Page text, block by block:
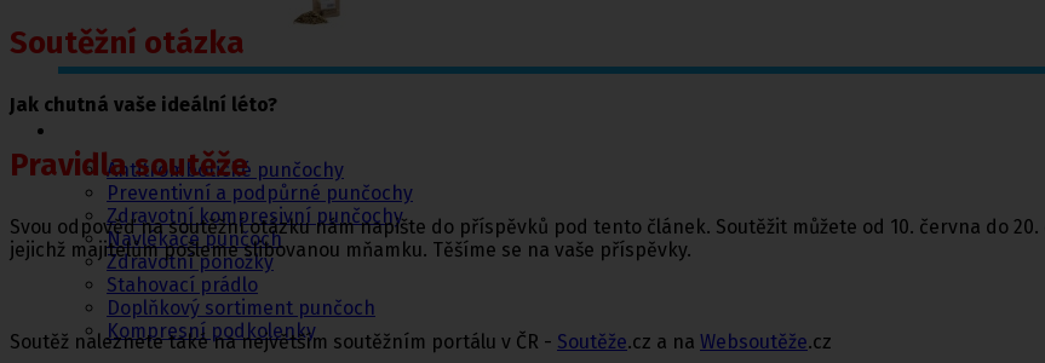
Punčochy,
Antitrombotické punčochy
Preventivní a podpůrné punčochy
Zdravotní kompresivní punčochy
Navlékače punčoch
Zdravotní ponožky
Stahovací prádlo
Doplňkový sortiment punčoch
Kompresní podkolenky
Soutěžní otázka
Jak chutná vaše ideální léto?
Pravidla soutěže
Svou odpověď na soutěžní otázku nám napište do příspěvků pod tento článek. Soutěžit můžete od 10. června do
jejichž majitelům pošleme slibovanou mňamku. Těšíme se na vaše příspěvky.
Soutěž naleznete také na největším soutěžním portálu v ČR - Soutěže.cz a na Websoutěže.cz